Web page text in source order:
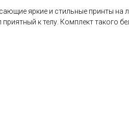
яркие и стильные принты на
к телу. Комплект такого